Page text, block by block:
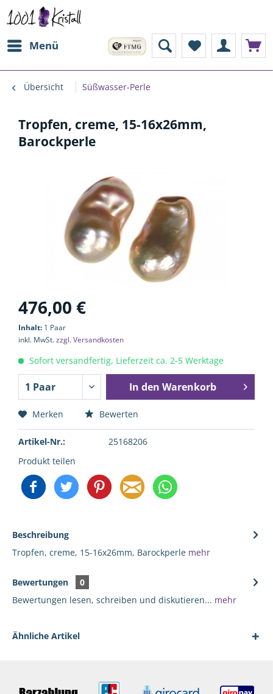
Menü
Übersicht Süßwasser-Perle
Tropfen, creme, 15-16x26mm,
Barockperle
476,00 €
Inhalt: 1 Paar
inkl. MwSt.zzgl. Versandkosten
Sofort versandfertig, Lieferzeit ca. 2-5 Werktage
In den Warenkorb
Merken Bewerten
Artikel-Nr.:
25168206
Produkt teilen
Beschreibung
Tropfen, creme, 15-16x26mm, Barockperle mehr
Bewertungen
0
Bewertungen lesen, schreiben und diskutieren... mehr
Ähnliche Artikel